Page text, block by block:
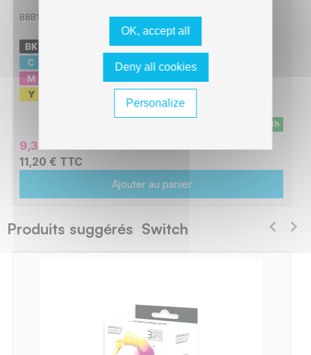
B8B1240XLB/CLXL
1200 pages
1200 pages
1200 pages
En stock - Livraison sous 24/48h
9,33 € HT
11,20 € TTC
Ajouter au panier
Produits suggérés Switch
OK, accept all
Deny all cookies
Personalize